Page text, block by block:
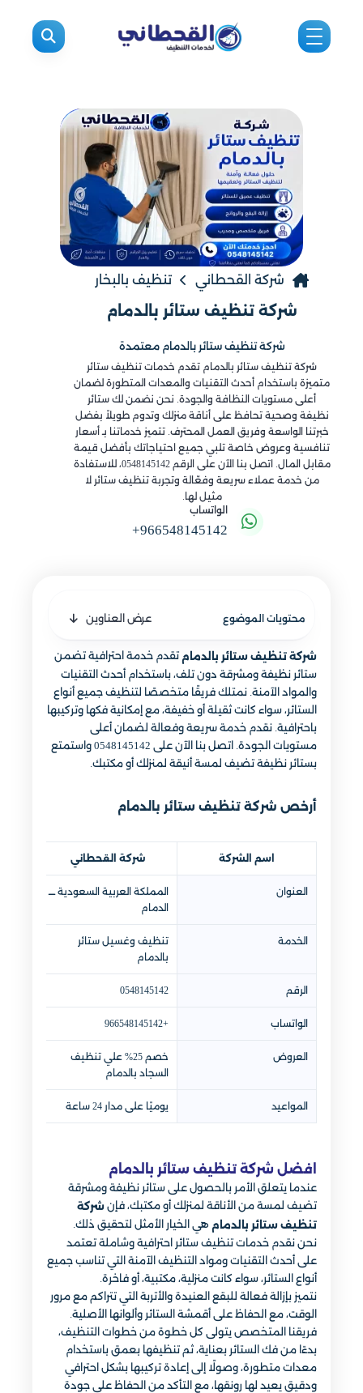
شركة القحطاني تنظيف بالبخار
شركة تنظيف ستائر بالدمام
شركة تنظيف ستائر بالدمام معتمدة
شركة تنظيف ستائر بالدمام تقدم خدمات تنظيف ستائر
متميزة باستخدام أحدث التقنيات والمعدات المتطورة لضمان
أعلى مستويات النظافة والجودة. نحن نضمن لك ستائر
نظيفة وصحية تحافظ على أناقة منزلك وتدوم طويلاً بفضل
خبرتنا الواسعة وفريق العمل المحترف. تتميز خدماتنا بـ أسعار
تنافسية وعروض خاصة تلبي جميع احتياجاتك بأفضل قيمة
مقابل المال. اتصل بنا الآن على الرقم 0548145142، للاستفادة
من خدمة عملاء سريعة وفعّالة وتجربة تنظيف ستائر لا
مثيل لها.
الواتساب
+966548145142
محتويات الموضوع عرض العناوين
شركة تنظيف ستائر بالدمام تقدم خدمة احترافية تضمن
ستائر نظيفة ومشرقة دون تلف، باستخدام أحدث التقنيات
والمواد الآمنة. نمتلك فريقًا متخصصًا لتنظيف جميع أنواع
الستائر، سواء كانت ثقيلة أو خفيفة، مع إمكانية فكها وتركيبها
باحترافية. نقدم خدمة سريعة وفعالة لضمان أعلى
مستويات الجودة. اتصل بنا الآن على 0548145142 واستمتع
بستائر نظيفة تضيف لمسة أنيقة لمنزلك أو مكتبك.
أرخص شركة تنظيف ستائر بالدمام
اسم الشركة شركة القحطاني
العنوان
المملكة العربية السعودية ــــ
الدمام
الخدمة
تنظيف وغسيل ستائر
بالدمام
الرقم 0548145142
الواتساب +966548145142
العروض
خصم 25% علي تنظيف
السجاد بالدمام
المواعيد يوميًا على مدار 24 ساعة
افضل شركة تنظيف ستائر بالدمام
عندما يتعلق الأمر بالحصول على ستائر نظيفة ومشرقة
تضيف لمسة من الأناقة لمنزلك أو مكتبك، فإن شركة
تنظيف ستائر بالدمام هي الخيار الأمثل لتحقيق ذلك.
نحن نقدم خدمات تنظيف ستائر احترافية وشاملة تعتمد
على أحدث التقنيات ومواد التنظيف الآمنة التي تناسب جميع
أنواع الستائر، سواء كانت منزلية، مكتبية، أو فاخرة.
نتميز بإزالة فعالة للبقع العنيدة والأتربة التي تتراكم مع مرور
الوقت، مع الحفاظ على أقمشة الستائر وألوانها الأصلية.
فريقنا المتخصص يتولى كل خطوة من خطوات التنظيف،
بدءًا من فك الستائر بعناية، ثم تنظيفها بعمق باستخدام
معدات متطورة، وصولًا إلى إعادة تركيبها بشكل احترافي
ودقيق يعيد لها رونقها، مع التأكد من الحفاظ على جودة